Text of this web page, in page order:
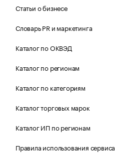
Статьи о бизнесе
Словарь PR и маркетинга
Каталог по ОКВЭД
Каталог по регионам
Каталог по категориям
Каталог торговых марок
Каталог ИП по регионам
Правила использования сервиса